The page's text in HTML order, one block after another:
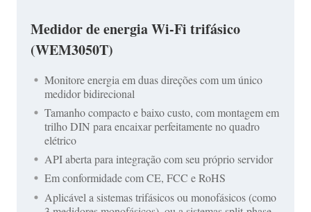
Medidor de energia Wi-Fi trifásico
(WEM3050T)
Monitore energia em duas direções com um único
medidor bidirecional
Tamanho compacto e baixo custo, com montagem em
trilho DIN para encaixar perfeitamente no quadro
elétrico
API aberta para integração com seu próprio servidor
Em conformidade com CE, FCC e RoHS
Aplicável a sistemas trifásicos ou monofásicos (como